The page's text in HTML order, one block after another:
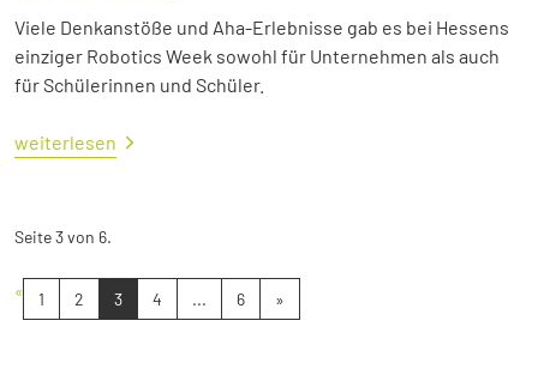
Viele Denkanstöße und Aha-Erlebnisse gab es bei Hessens
einziger Robotics Week sowohl für Unternehmen als auch
für Schülerinnen und Schüler.
weiterlesen
Seite 3 von 6.
« 1 2 3 4 ... 6 »